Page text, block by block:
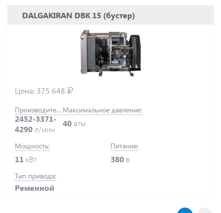
DALGAKIRAN DBK 15 (бустер)
Цена: 375 648
Производительность:
2452-3371-
4290л/мин
Максимальное давление:
40 атм
Мощность:
11 кВт
Питание:
380 в
Тип привода:
Ременной